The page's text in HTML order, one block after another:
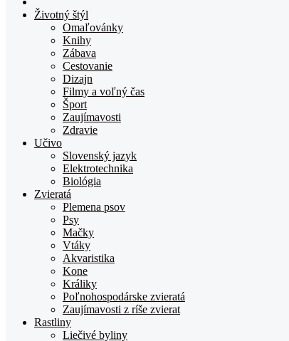
stranka
TOPden.sk
Životný štýl
Omaľovánky
Knihy
Zábava
Cestovanie
Dizajn
Filmy a voľný čas
Šport
Zaujímavosti
Zdravie
Učivo
Slovenský jazyk
Elektrotechnika
Biológia
Zvieratá
Plemena psov
Psy
Mačky
Vtáky
Akvaristika
Kone
Králiky
Poľnohospodárske zvieratá
Zaujímavosti z ríše zvierat
Rastliny
Liečivé byliny